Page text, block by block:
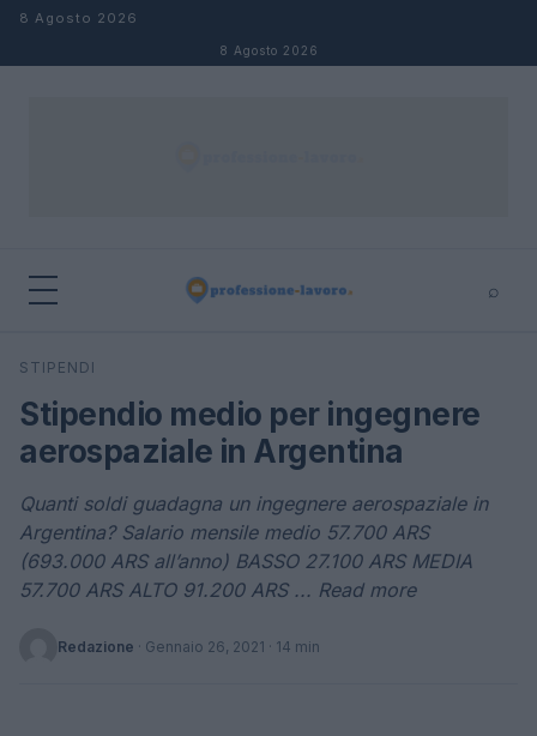
Salta al contenuto
8 Agosto 2026
8 Agosto 2026
⌕
Cerca
STIPENDI
Stipendio medio per ingegnere
aerospaziale in Argentina
Quanti soldi guadagna un ingegnere aerospaziale in
Argentina? Salario mensile medio 57.700 ARS
(693.000 ARS all’anno) BASSO 27.100 ARS MEDIA
57.700 ARS ALTO 91.200 ARS ... Read more
Redazione · Gennaio 26, 2021 · 14 min